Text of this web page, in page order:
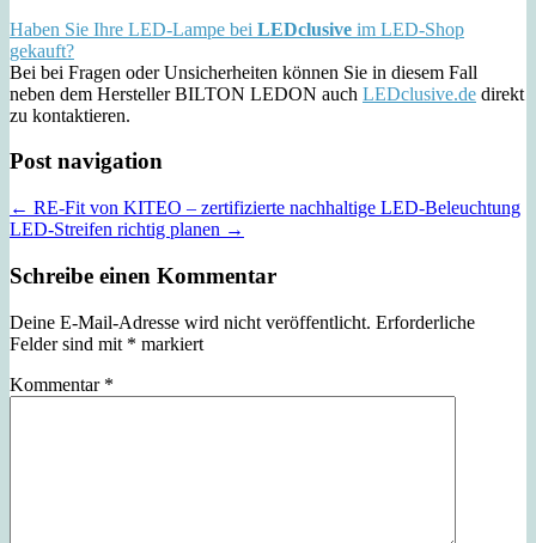
Haben Sie Ihre LED-Lampe bei LEDclusive im LED-Shop
gekauft?
Bei bei Fragen oder Unsicherheiten können Sie in diesem Fall
neben dem Hersteller BILTON LEDON auch LEDclusive.de direkt
zu kontaktieren.
Post navigation
← RE-Fit von KITEO – zertifizierte nachhaltige LED-Beleuchtung
LED-Streifen richtig planen →
Schreibe einen Kommentar
Deine E-Mail-Adresse wird nicht veröffentlicht. Erforderliche
Felder sind mit * markiert
Kommentar *